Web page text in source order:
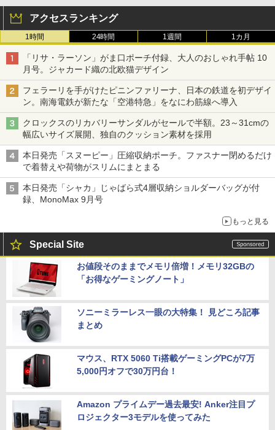
アクセスランキング
1時間 24時間 1週間 1カ月
「リサ・ラーソン」がま口ポーチ付録、大人のおしゃれ手帖 10
月号。ジャカード織の北欧猫デザイン
フェラーリを手がけたピニンファリーナ、日本の鉄道を初デザイ
ン。南海電鉄が新たな「空港特急」をなにわ筋線へ導入
クロックスのリカバリーサンダルがセールで半額。23～31cmの
幅広いサイズ展開、独自のクッション素材を採用
本日発売「スヌーピー」圧縮収納ポーチ。ファスナー閉めるだけ
で着替えや荷物がスリムにまとまる
本日発売「シャカ」じゃばら式4層収納ショルダーバッグが付
録、MonoMax 9月号
もっと見る
Special Site
お値段そのままでメモリ倍増！メモリ32GBの
「お得なゲーミングノート」
ソニーミラーレス一眼の大特集！ 見どころ記事
まとめ
マウス、RTX 5060 Ti搭載ゲーミングPCが7万
5,000円オフで30万円台！
Amazon プライムデー過去最安! Anker注目プ
ロジェクター3モデルを使ってみた